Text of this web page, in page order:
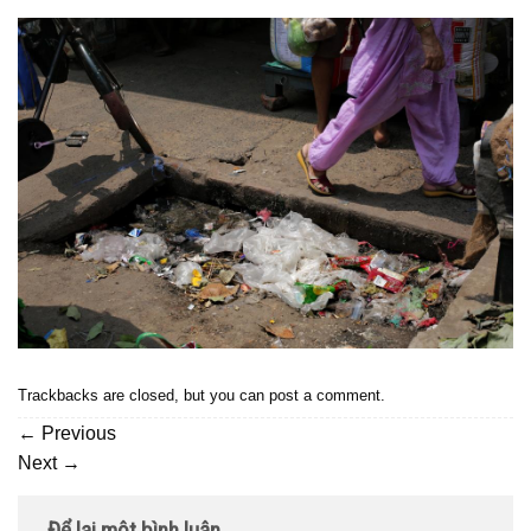
Trackbacks are closed, but you can post a comment.
← Previous
Next →